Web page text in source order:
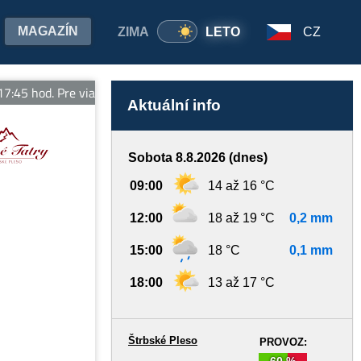
ZIMA LETO
MAGAZÍN CZ
hod. Pre viac informácií sledujte vt.sk
Aktuální info
Sobota 8.8.2026 (dnes)
09:00 14 až 16 °C
12:00 18 až 19 °C 0,2 mm
15:00 18 °C 0,1 mm
18:00 13 až 17 °C
PROVOZ:
Štrbské Pleso